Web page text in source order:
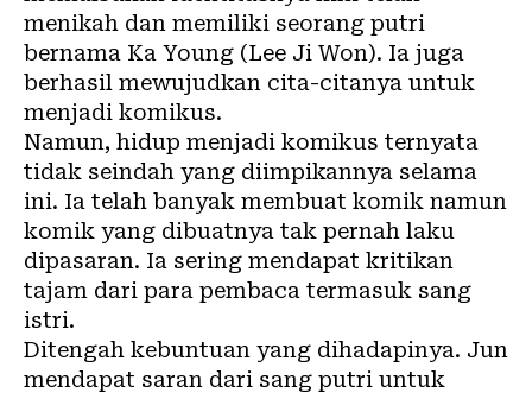
menikah dan memiliki seorang putri
bernama Ka Young (Lee Ji Won). Ia juga
berhasil mewujudkan cita-citanya untuk
menjadi komikus.
Namun, hidup menjadi komikus ternyata
tidak seindah yang diimpikannya selama
ini. Ia telah banyak membuat komik namun
komik yang dibuatnya tak pernah laku
dipasaran. Ia sering mendapat kritikan
tajam dari para pembaca termasuk sang
istri.
Ditengah kebuntuan yang dihadapinya. Jun
mendapat saran dari sang putri untuk